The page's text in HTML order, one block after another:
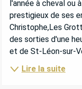
l'année à cheval ou
prestigieux de ses
Christophe,Les
des sorties d'une
et de St-Léon-sur-
Lire la suite